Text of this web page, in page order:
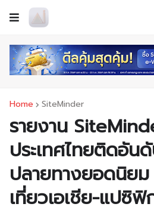
Home SiteMinder
รายงาน
ประเทศไทยติดอัน
ปลายทางยอดนิย
เที่ยวเอเชีย-แปซิ